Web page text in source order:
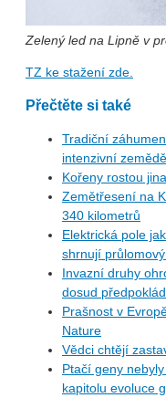
Zelený led na Lipně v
TZ ke stažení zde.
Přečtěte si také
Tradiční
intenzivní
Kořeny rostou
Zemětřesení na
340 kilometrů
Elektrická pole
shrnují
Invazní druhy
dosud
Prašnost v
Nature
Vědci chtějí
Ptačí geny
kapitolu evoluce